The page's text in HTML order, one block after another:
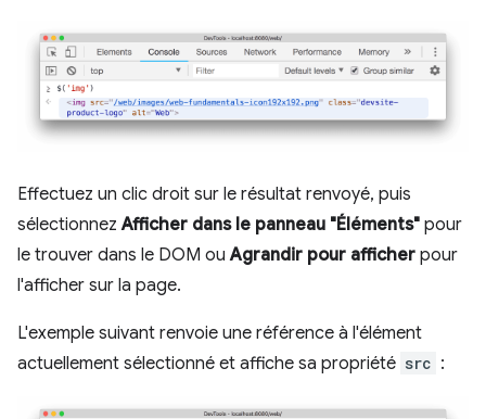
Effectuez un clic droit sur le résultat renvoyé, puis
sélectionnezAfficher dans le panneau "Éléments" pour
le trouver dans le DOM ouAgrandir pour afficher pour
l'afficher sur la page.
L'exemple suivant renvoie une référence à l'élément
actuellement sélectionné et affiche sa propriété src :